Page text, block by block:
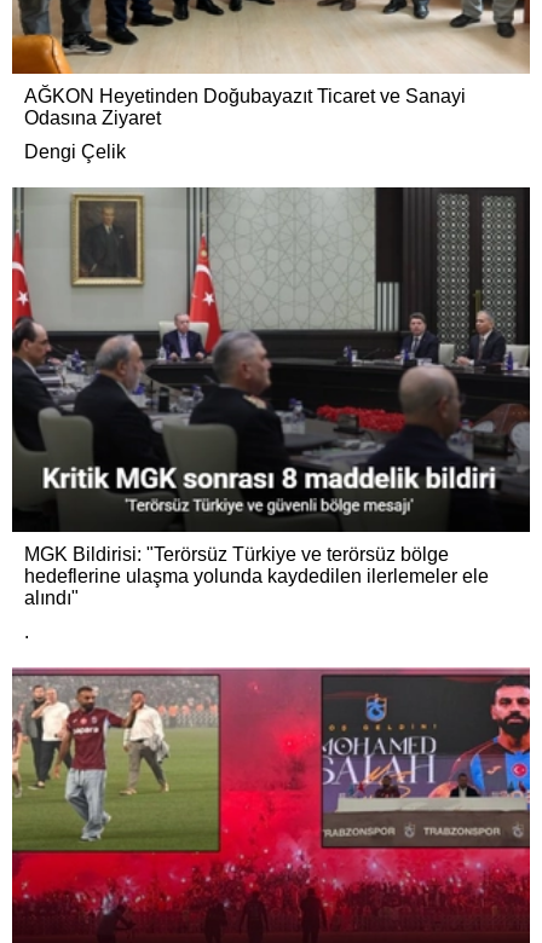
AĞKON Heyetinden Doğubayazıt Ticaret ve Sanayi
Odasına Ziyaret
Dengi Çelik
MGK Bildirisi: "Terörsüz Türkiye ve terörsüz bölge
hedeflerine ulaşma yolunda kaydedilen ilerlemeler ele
alındı"
.